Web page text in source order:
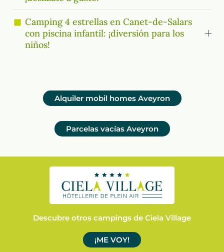
Camping 4 estrellas en Canet-de-Salars
con piscina infantil: ¡diversión para los
niños!
Alquiler mobil homesAveyron
Parcelas vacíasAveyron
Descubre otros campings de Ciela Village
¡ME VOY!